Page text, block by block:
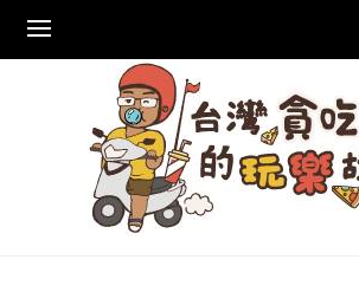
content